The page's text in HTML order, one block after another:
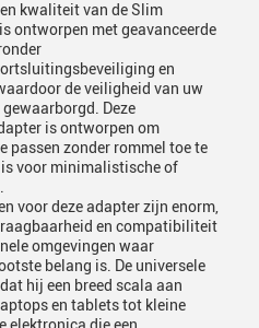
kwaliteit van de Slim
ontworpen met geavanceerde
en
de veiligheid van uw
Deze
is ontworpen om
passen zonder rommel toe te
voor minimalistische of
voor deze adapter zijn enorm,
en compatibiliteit
omgevingen waar
belang is. De universele
hij een breed scala aan
en tablets tot kleine